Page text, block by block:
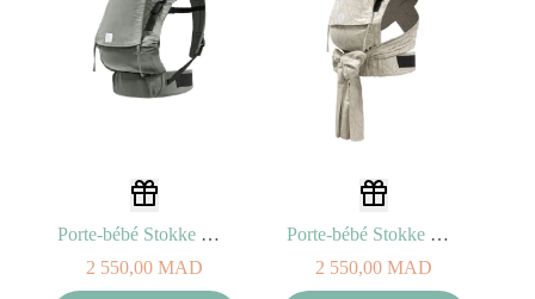
Porte-bébé Stokke Limas Flex (Vert Glacier)
2 550,00 MAD
Porte-bébé Stokke Limas Carrier Plus (Beige valérien)
2 550,00 MAD